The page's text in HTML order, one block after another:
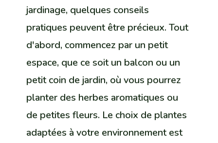
jardinage, quelques conseils
pratiques peuvent être précieux. Tout
d'abord, commencez par un petit
espace, que ce soit un balcon ou un
petit coin de jardin, où vous pourrez
planter des herbes aromatiques ou
de petites fleurs. Le choix de plantes
adaptées à votre environnement est